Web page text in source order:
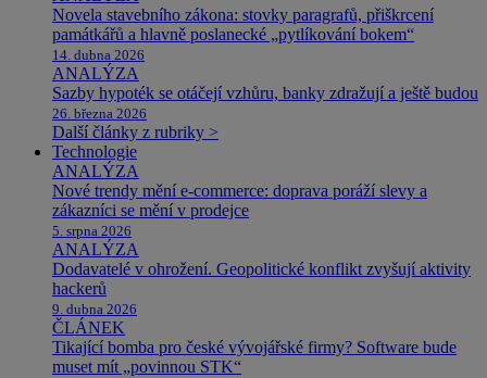
Novela stavebního zákona: stovky paragrafů, přiškrcení
památkářů a hlavně poslanecké „pytlíkování bokem“
14. dubna 2026
ANALÝZA
Sazby hypoték se otáčejí vzhůru, banky zdražují a ještě budou
26. března 2026
Další články z rubriky >
Technologie
ANALÝZA
Nové trendy mění e-commerce: doprava poráží slevy a
zákazníci se mění v prodejce
5. srpna 2026
ANALÝZA
Dodavatelé v ohrožení. Geopolitické konflikt zvyšují aktivity
hackerů
9. dubna 2026
ČLÁNEK
Tikající bomba pro české vývojářské firmy? Software bude
muset mít „povinnou STK“